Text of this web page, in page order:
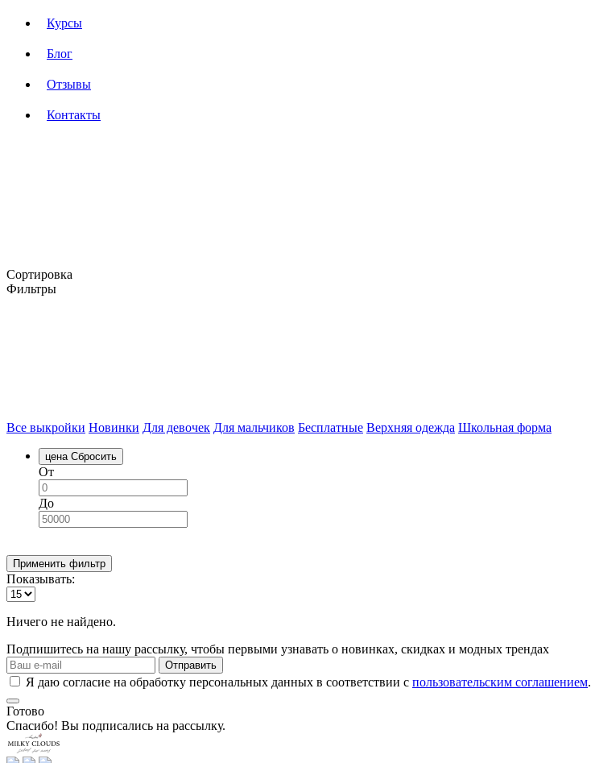
Курсы
Блог
Отзывы
Контакты
Сортировка
Фильтры
Все выкройки Новинки Для девочек Для мальчиков Бесплатные Верхняя одежда Школьная форма
цена Сбросить
От
До
Применить фильтр
Показывать:
Ничего не найдено.
Подпишитесь на нашу рассылку, чтобы первыми узнавать о новинках, скидках и модных трендах
Отправить
Я даю согласие на обработку персональных данных в соответствии с пользовательским соглашением.
Готово
Спасибо! Вы подписались на рассылку.